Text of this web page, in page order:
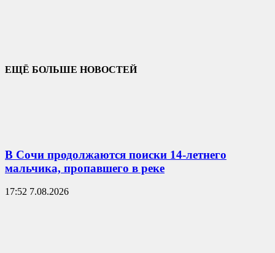
ЕЩЁ БОЛЬШЕ НОВОСТЕЙ
В Сочи продолжаются поиски 14-летнего
мальчика, пропавшего в реке
17:52 7.08.2026